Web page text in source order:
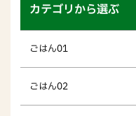
カテゴリから選ぶ
ごはん01
ごはん02